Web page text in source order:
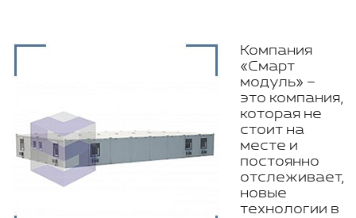
Компания
«Смарт
модуль» –
это компания,
которая не
стоит на
месте и
постоянно
отслеживает,
новые
технологии в